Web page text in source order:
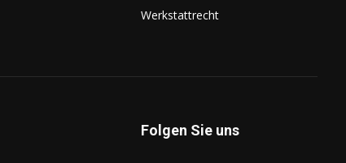
Werkstattrecht
Folgen Sie uns